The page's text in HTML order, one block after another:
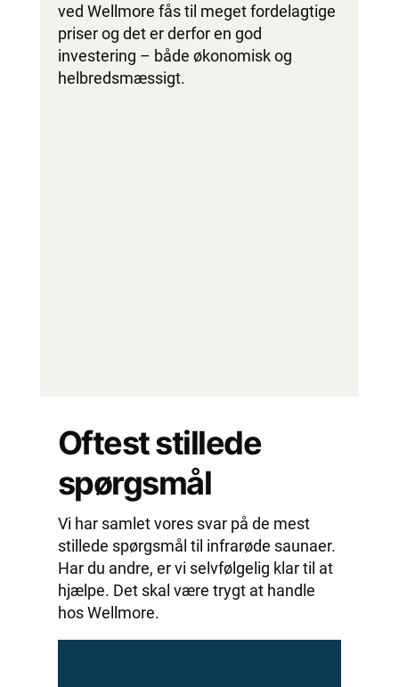
ved Wellmore fås til meget fordelagtige
priser og det er derfor en god
investering – både økonomisk og
helbredsmæssigt.
Oftest stillede
spørgsmål
Vi har samlet vores svar på de mest
stillede spørgsmål til infrarøde saunaer.
Har du andre, er vi selvfølgelig klar til at
hjælpe. Det skal være trygt at handle
hos Wellmore.